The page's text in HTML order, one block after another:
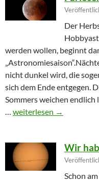
Der
werden wollen, beginnt
nicht dunkel wird, die
sich dem Ende entgegen.
Sommers weichen
… Furioser Auftakt zur
weiterlesen →
Wir
Schon